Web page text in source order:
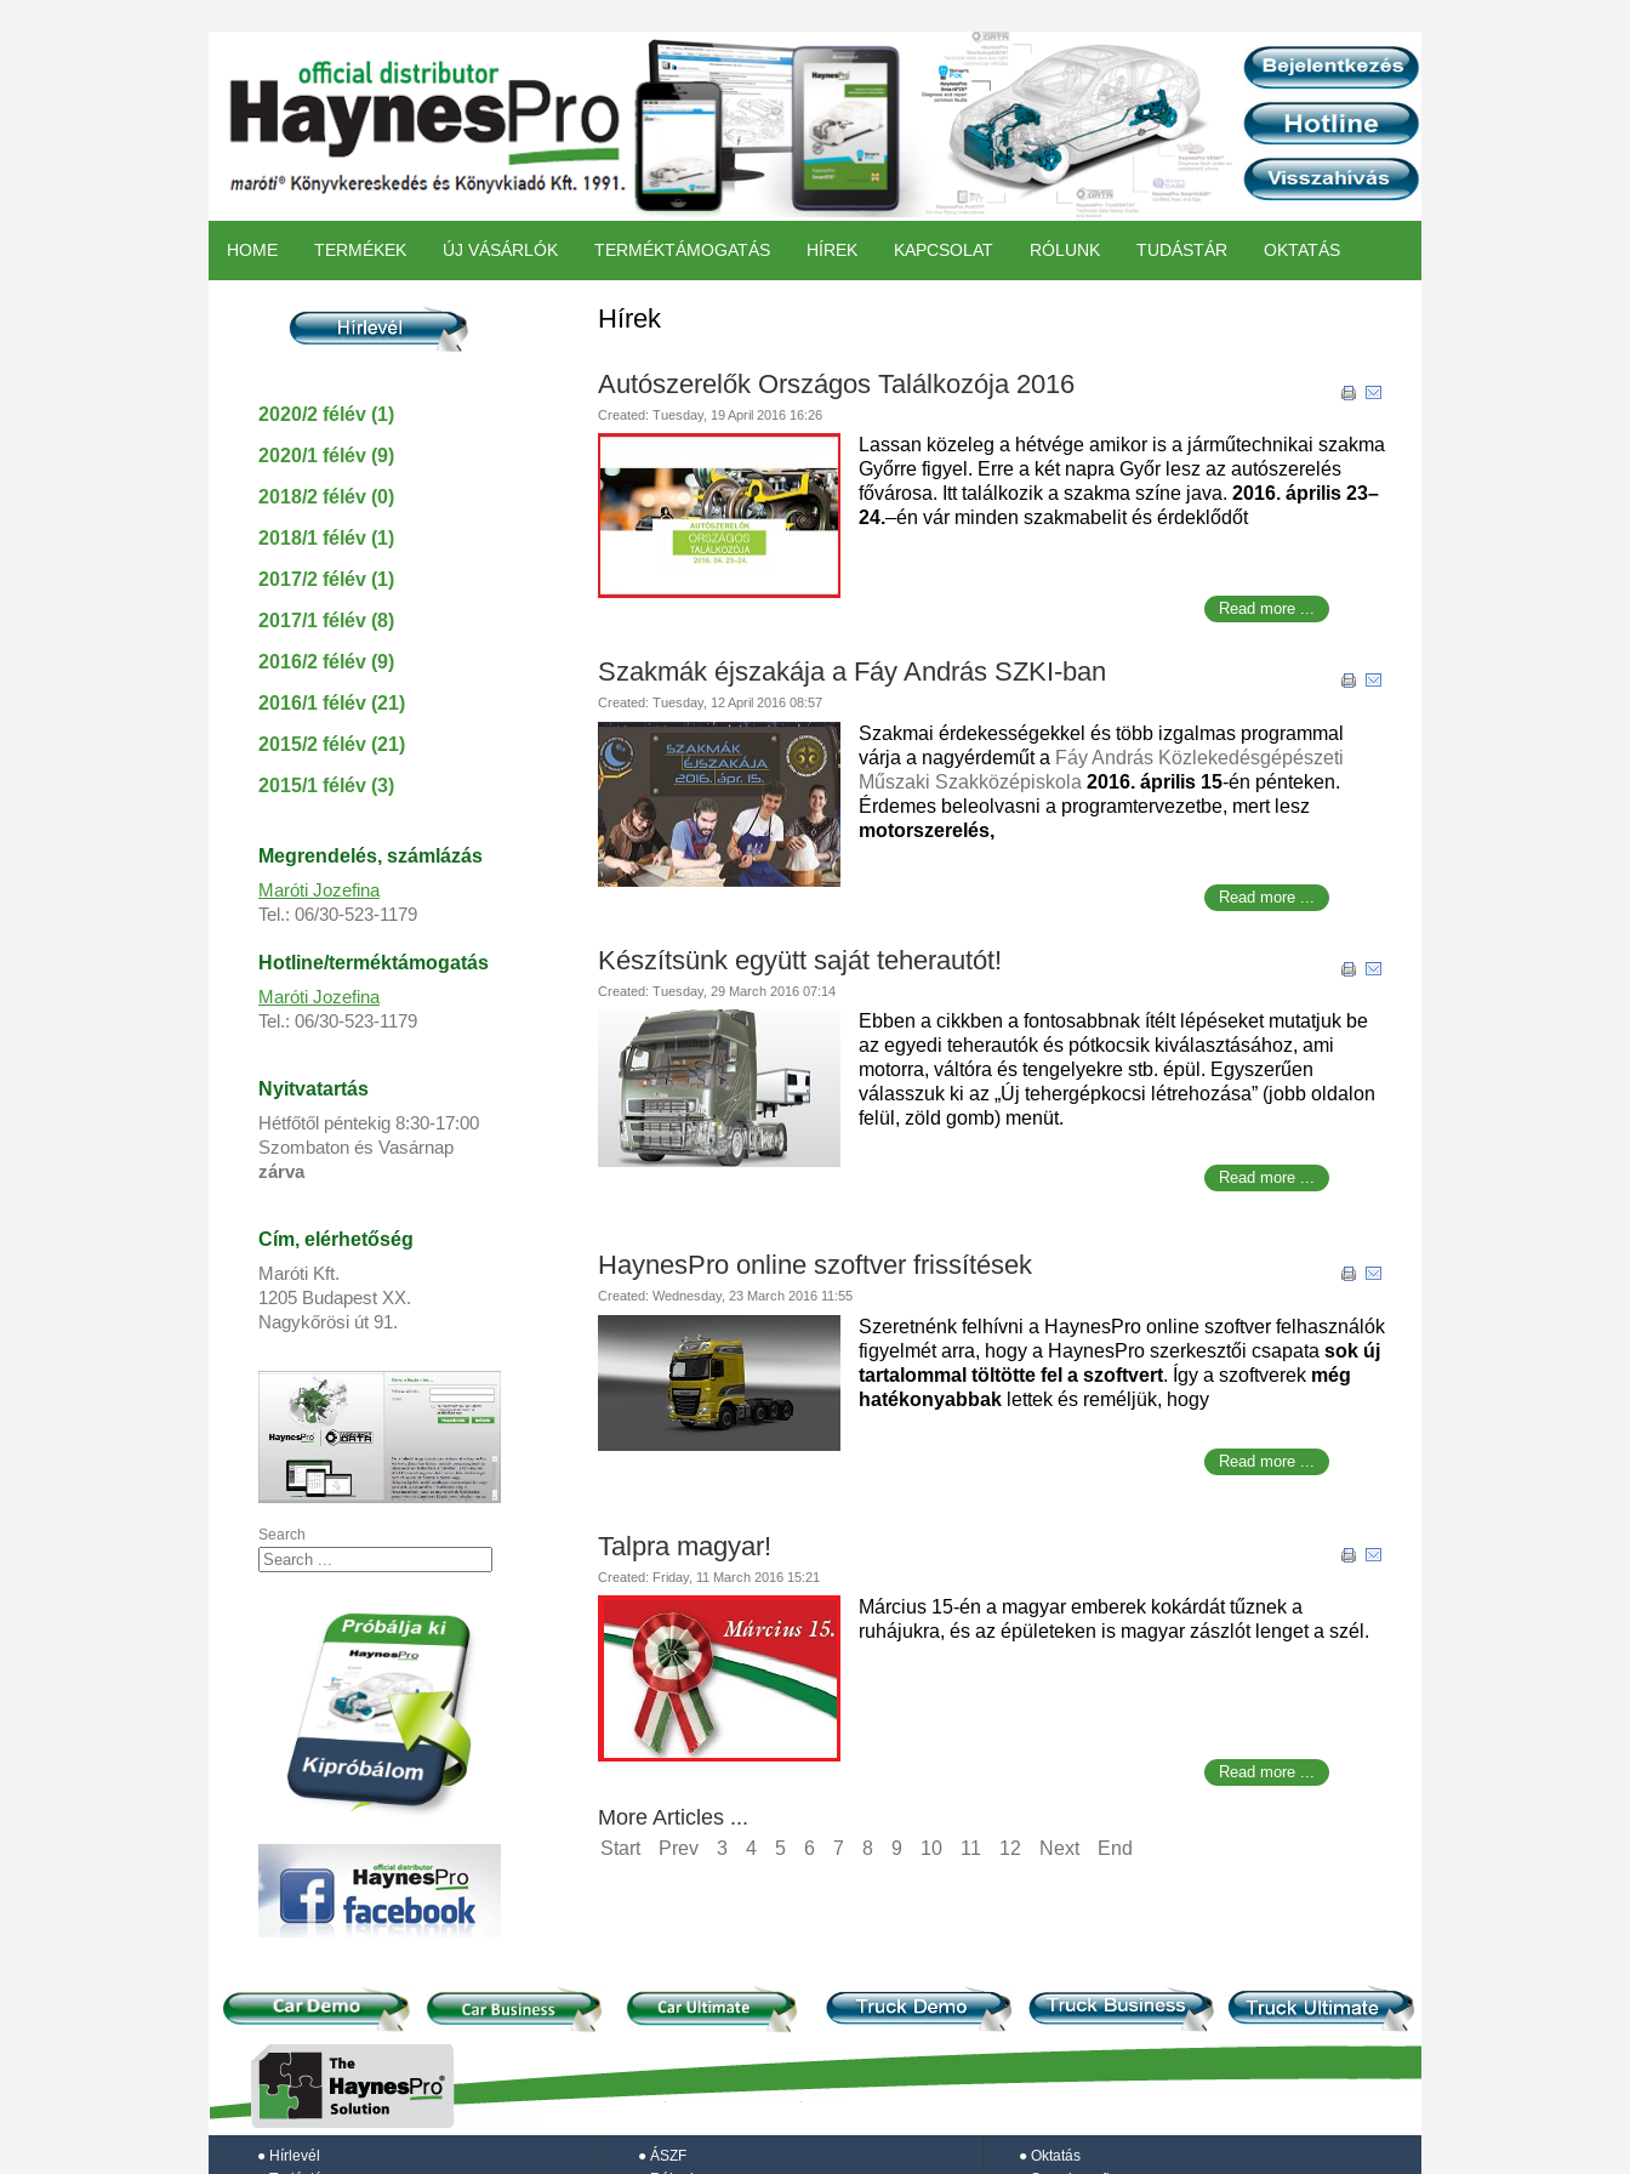
HOME TERMÉKEK ÚJ VÁSÁRLÓK TERMÉKTÁMOGATÁS HÍREK KAPCSOLAT RÓLUNK TUDÁSTÁR OKTATÁS
2020/2 félév (1)
2020/1 félév (9)
2018/2 félév (0)
2018/1 félév (1)
2017/2 félév (1)
2017/1 félév (8)
2016/2 félév (9)
2016/1 félév (21)
2015/2 félév (21)
2015/1 félév (3)
Megrendelés, számlázás
Maróti Jozefina
Tel.: 06/30-523-1179
Hotline/terméktámogatás
Maróti Jozefina
Tel.: 06/30-523-1179
Nyitvatartás
Hétfőtől péntekig 8:30-17:00
Szombaton és Vasárnap
zárva
Cím, elérhetőség
Maróti Kft.
1205 Budapest XX.
Nagykőrösi út 91.
Search
Hírek
Autószerelők Országos Találkozója 2016
Created: Tuesday, 19 April 2016 16:26
Lassan közeleg a hétvége amikor is a járműtechnikai szakma
Győrre figyel. Erre a két napra Győr lesz az autószerelés
fővárosa. Itt találkozik a szakma színe java. 2016. április 23–
24.–én vár minden szakmabelit és érdeklődőt
Read more ...
Szakmák éjszakája a Fáy András SZKI-ban
Created: Tuesday, 12 April 2016 08:57
Szakmai érdekességekkel és több izgalmas programmal
várja a nagyérdeműt a Fáy András Közlekedésgépészeti
Műszaki Szakközépiskola 2016. április 15-én pénteken.
Érdemes beleolvasni a programtervezetbe, mert lesz
motorszerelés,
Read more ...
Készítsünk együtt saját teherautót!
Created: Tuesday, 29 March 2016 07:14
Ebben a cikkben a fontosabbnak ítélt lépéseket mutatjuk be
az egyedi teherautók és pótkocsik kiválasztásához, ami
motorra, váltóra és tengelyekre stb. épül. Egyszerűen
válasszuk ki az „Új tehergépkocsi létrehozása” (jobb oldalon
felül, zöld gomb) menüt.
Read more ...
HaynesPro online szoftver frissítések
Created: Wednesday, 23 March 2016 11:55
Szeretnénk felhívni a HaynesPro online szoftver felhasználók
figyelmét arra, hogy a HaynesPro szerkesztői csapata sok új
tartalommal töltötte fel a szoftvert. Így a szoftverek még
hatékonyabbak lettek és reméljük, hogy
Read more ...
Talpra magyar!
Created: Friday, 11 March 2016 15:21
Március 15-én a magyar emberek kokárdát tűznek a
ruhájukra, és az épületeken is magyar zászlót lenget a szél.
Read more ...
More Articles ...
Start Prev 3 4 5 6 7 8 9 10 11 12 Next End
● Hírlevél
● ÁSZF
● Oktatás